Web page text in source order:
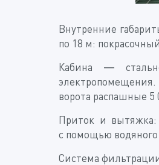
Внутренние
по 18 м:
Кабина —
электропомещения.
ворота распашные
Приток и вытяжка:
с помощью водяного
Система